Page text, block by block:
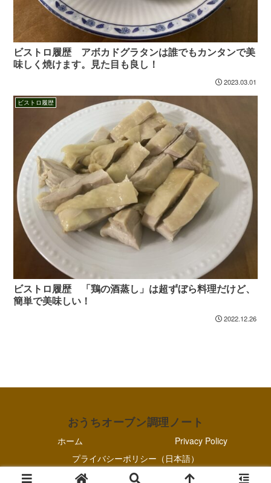
ビストロ履歴 アボカドグラタンは誰でもカンタンで美
味しく焼けます。見た目も良し！
2023.03.01
ビストロ履歴
ビストロ履歴 「鶏の酒蒸し」は超ずぼら料理だけど、
簡単で美味しい！
2022.12.26
おうちオーブン調理ノート
ホーム
Privacy Policy
プライバシーポリシー（日本語）
© 2021-2026 おうちオーブン調理ノート.